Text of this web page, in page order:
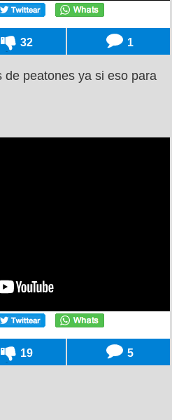
32 1
peatones ya si eso para
19 5